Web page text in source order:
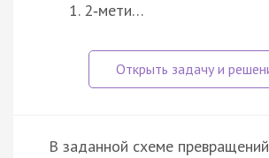
2‑мети…
В заданной схеме превращений